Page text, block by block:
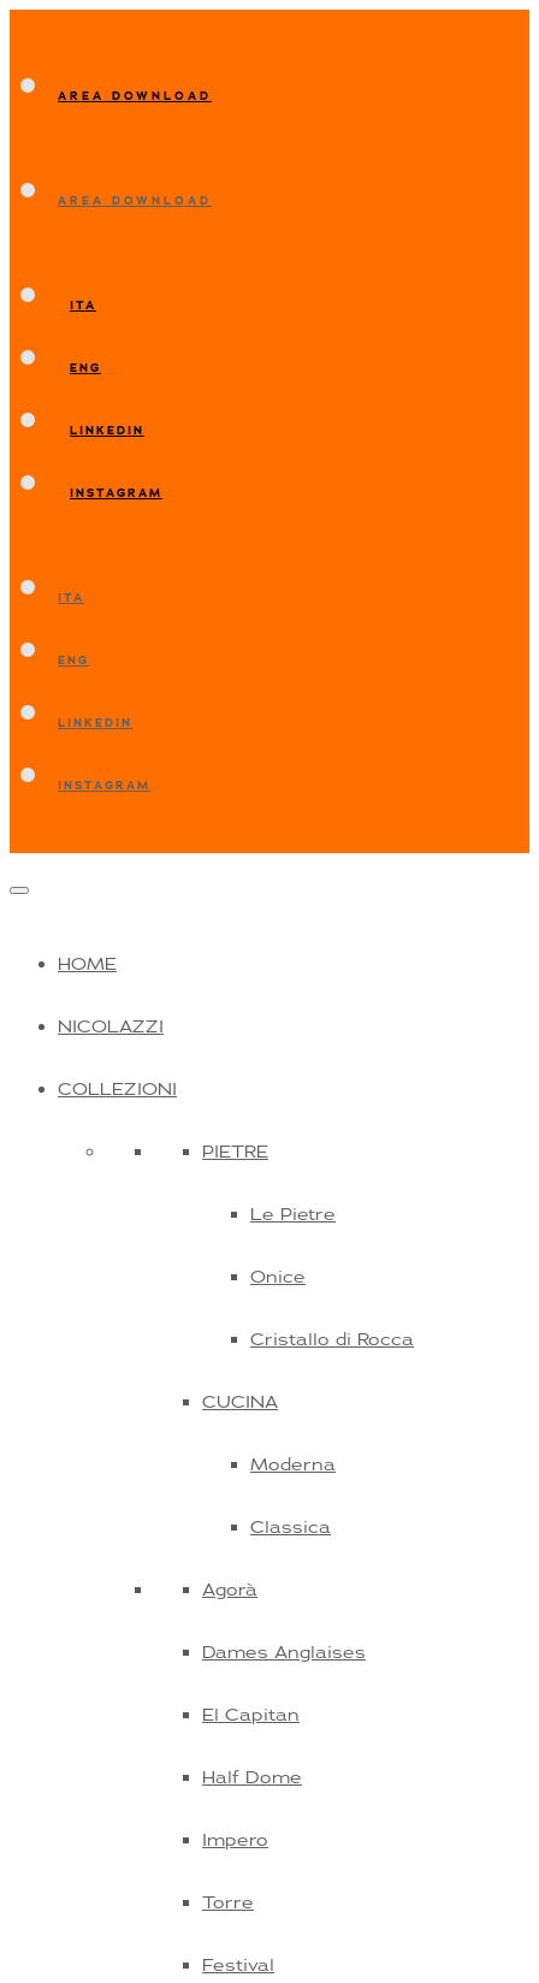
AREA DOWNLOAD
AREA DOWNLOAD
ITA
ENG
LINKEDIN
INSTAGRAM
ITA
ENG
LINKEDIN
INSTAGRAM
HOME
NICOLAZZI
COLLEZIONI
PIETRE
Le Pietre
Onice
Cristallo di Rocca
CUCINA
Moderna
Classica
Agorà
Dames Anglaises
El Capitan
Half Dome
Impero
Torre
Festival